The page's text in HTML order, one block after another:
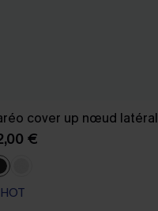
cover up nœud
€